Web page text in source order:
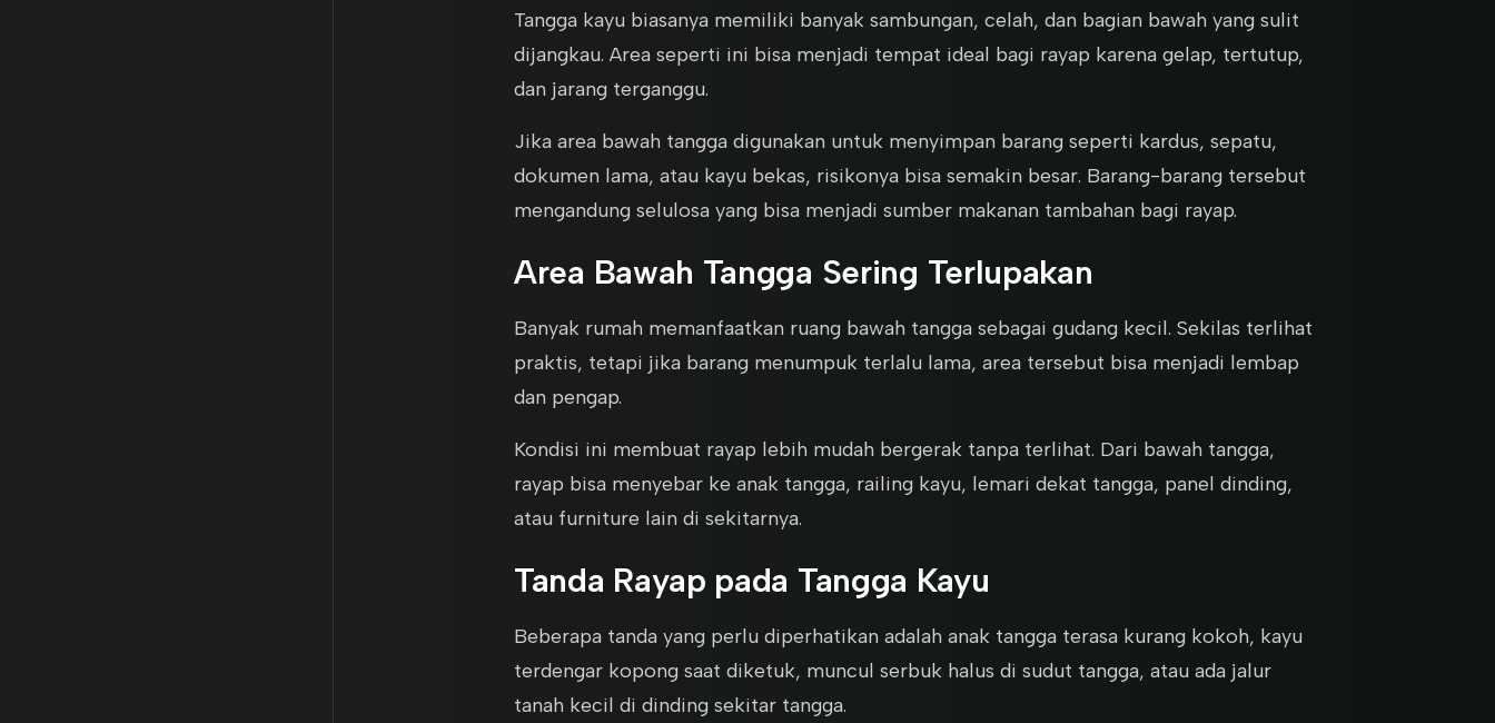
Tangga kayu biasanya memiliki banyak sambungan, celah, dan bagian bawah yang sulit
dijangkau. Area seperti ini bisa menjadi tempat ideal bagi rayap karena gelap, tertutup,
dan jarang terganggu.
Jika area bawah tangga digunakan untuk menyimpan barang seperti kardus, sepatu,
dokumen lama, atau kayu bekas, risikonya bisa semakin besar. Barang-barang tersebut
mengandung selulosa yang bisa menjadi sumber makanan tambahan bagi rayap.
Area Bawah Tangga Sering Terlupakan
Banyak rumah memanfaatkan ruang bawah tangga sebagai gudang kecil. Sekilas terlihat
praktis, tetapi jika barang menumpuk terlalu lama, area tersebut bisa menjadi lembap
dan pengap.
Kondisi ini membuat rayap lebih mudah bergerak tanpa terlihat. Dari bawah tangga,
rayap bisa menyebar ke anak tangga, railing kayu, lemari dekat tangga, panel dinding,
atau furniture lain di sekitarnya.
Tanda Rayap pada Tangga Kayu
Beberapa tanda yang perlu diperhatikan adalah anak tangga terasa kurang kokoh, kayu
terdengar kopong saat diketuk, muncul serbuk halus di sudut tangga, atau ada jalur
tanah kecil di dinding sekitar tangga.